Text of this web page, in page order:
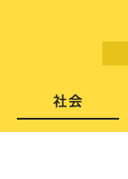
スキャンダル